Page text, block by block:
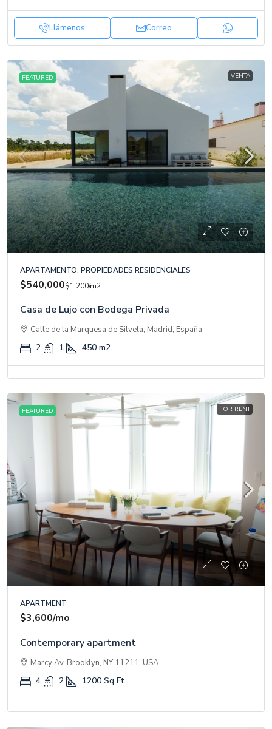
Llámenos Correo
FEATURED VENTA
APARTAMENTO, PROPIEDADES RESIDENCIALES
$540,000$1,200/m2
Casa de Lujo con Bodega Privada
Calle de la Marquesa de Silvela, Madrid, España
2 1 450 m2
FEATURED FOR RENT
APARTMENT
$3,600/mo
Contemporary apartment
Marcy Av, Brooklyn, NY 11211, USA
4 2 1200 Sq Ft